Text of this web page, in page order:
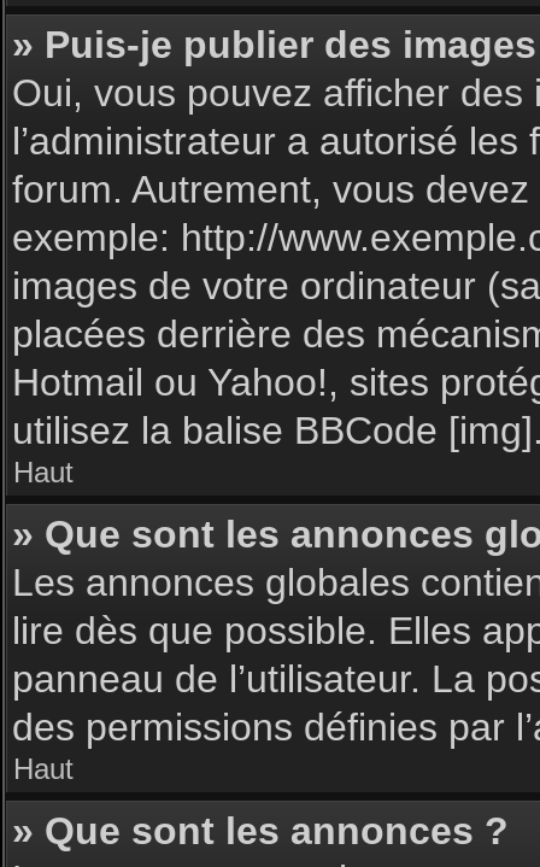
» Puis-je publier des
Oui, vous pouvez afficher
l’administrateur a autorisé
forum. Autrement, vous
exemple: http://
images de votre ordinateur
placées derrière des
Hotmail ou Yahoo!, sites
utilisez la balise BBCode
Haut
» Que sont les annonces
Les annonces globales
lire dès que possible. Elles
panneau de l’utilisateur. La
des permissions définies par
Haut
» Que sont les annonces ?